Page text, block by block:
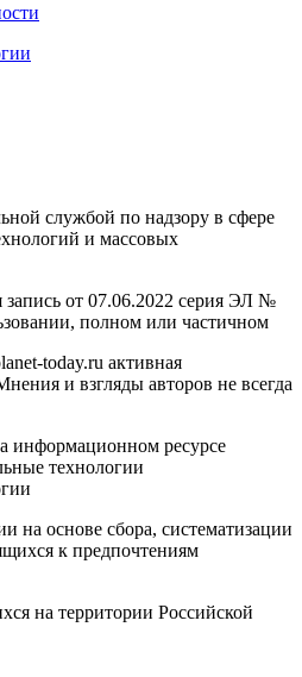
службой по надзору в сфере
и массовых
запись от 07.06.2022 серия ЭЛ №
полном или частичном
today.ru активная
и взгляды авторов не всегда
информационном ресурсе
технологии
на основе сбора, систематизации
к предпочтениям
на территории Российской